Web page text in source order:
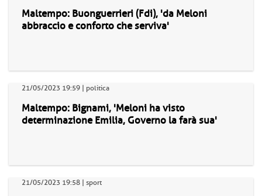
Maltempo: Buonguerrieri (Fdi), 'da Meloni
abbraccio e conforto che serviva'
21/05/2023 19:59 | politica
Maltempo: Bignami, 'Meloni ha visto
determinazione Emilia, Governo la farà sua'
21/05/2023 19:58 | sport